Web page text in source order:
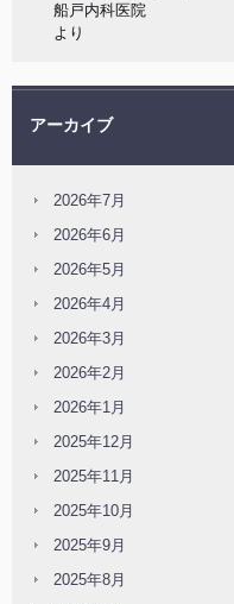
船戸内科医院
より
アーカイブ
2026年7月
2026年6月
2026年5月
2026年4月
2026年3月
2026年2月
2026年1月
2025年12月
2025年11月
2025年10月
2025年9月
2025年8月